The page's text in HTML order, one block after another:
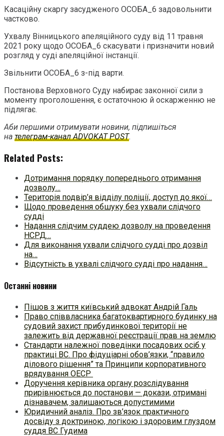
Касаційну скаргу засудженого ОСОБА_6 задовольнити
частково.
Ухвалу Вінницького апеляційного суду від 11 травня
2021 року щодо ОСОБА_6 скасувати і призначити новий
розгляд у суді апеляційної інстанції.
Звільнити ОСОБА_6 з-під варти.
Постанова Верховного Суду набирає законної сили з
моменту проголошення, є остаточною й оскарженню не
підлягає.
Аби першими отримувати новини, підпишіться
на телеграм-канал ADVOKAT POST.
Related Posts:
Дотримання порядку попереднього отримання
дозволу…
Територія подвір’я відділу поліції, доступ до якої…
Щодо проведення обшуку без ухвали слідчого
судді
Надання слідчим суддею дозволу на проведення
НСРД…
Для виконання ухвали слідчого судді про дозвіл
на…
Відсутність в ухвалі слідчого судді про надання…
Останні новини
Пішов з життя київський адвокат Андрій Галь
Право співвласника багатоквартирного будинку на
судовий захист прибудинкової території не
залежить від державної реєстрації прав на землю
Стандарти належної поведінки посадових осіб у
практиці ВC. Про фідуціарні обов’язки, “правило
ділового рішення” та Принципи корпоративного
врядування ОЕСР
Доручення керівника органу розслідування
прирівнюється до постанови — докази, отримані
дізнавачем, залишаються допустимими
Юридичний аналіз. Про зв’язок практичного
досвіду з доктриною, логікою і здоровим глуздом
суддя ВС Гудима